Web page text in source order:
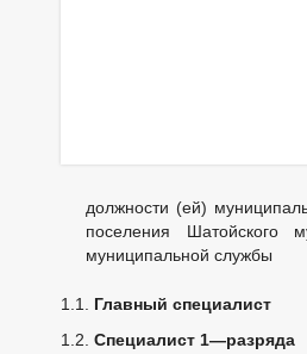
должности (ей)
поселения Шатойского
муниципальной службы
1.1. Главный специалист
1.2. Специалист 1—разряда